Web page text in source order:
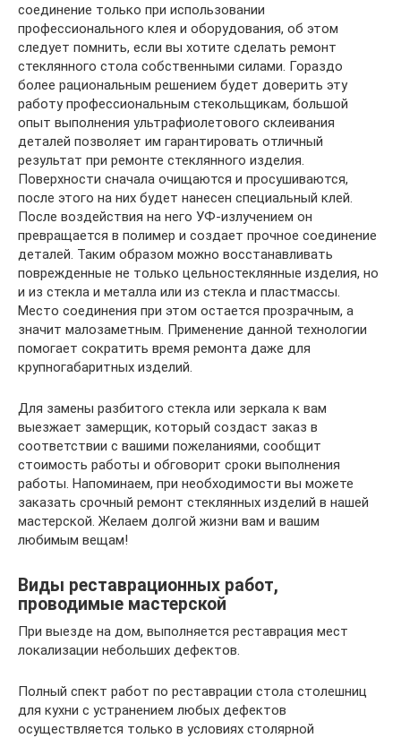
соединение только при использовании
профессионального клея и оборудования, об этом
следует помнить, если вы хотите сделать ремонт
стеклянного стола собственными силами. Гораздо
более рациональным решением будет доверить эту
работу профессиональным стекольщикам, большой
опыт выполнения ультрафиолетового склеивания
деталей позволяет им гарантировать отличный
результат при ремонте стеклянного изделия.
Поверхности сначала очищаются и просушиваются,
после этого на них будет нанесен специальный клей.
После воздействия на него УФ-излучением он
превращается в полимер и создает прочное соединение
деталей. Таким образом можно восстанавливать
поврежденные не только цельностеклянные изделия, но
и из стекла и металла или из стекла и пластмассы.
Место соединения при этом остается прозрачным, а
значит малозаметным. Применение данной технологии
помогает сократить время ремонта даже для
крупногабаритных изделий.
Для замены разбитого стекла или зеркала к вам
выезжает замерщик, который создаст заказ в
соответствии с вашими пожеланиями, сообщит
стоимость работы и обговорит сроки выполнения
работы. Напоминаем, при необходимости вы можете
заказать срочный ремонт стеклянных изделий в нашей
мастерской. Желаем долгой жизни вам и вашим
любимым вещам!
Виды реставрационных работ,
проводимые мастерской
При выезде на дом, выполняется реставрация мест
локализации небольших дефектов.
Полный спект работ по реставрации стола столешниц
для кухни с устранением любых дефектов
осуществляется только в условиях столярной